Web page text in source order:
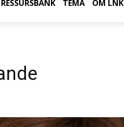
TEMA OM LNK